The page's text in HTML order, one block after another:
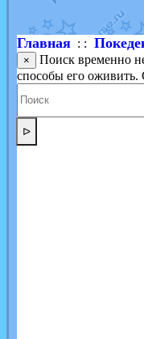
Главная: :
×
Поиск временно
способы его оживить.
ᐅ